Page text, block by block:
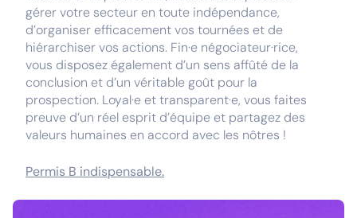
gérer votre secteur en toute indépendance,
d’organiser efficacement vos tournées et de
hiérarchiser vos actions. Fin·e négociateur·rice,
vous disposez également d’un sens affûté de la
conclusion et d’un véritable goût pour la
prospection. Loyal·e et transparent·e, vous faites
preuve d’un réel esprit d’équipe et partagez des
valeurs humaines en accord avec les nôtres !
Permis B indispensable.